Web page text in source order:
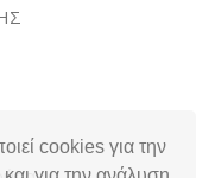
cookies για την